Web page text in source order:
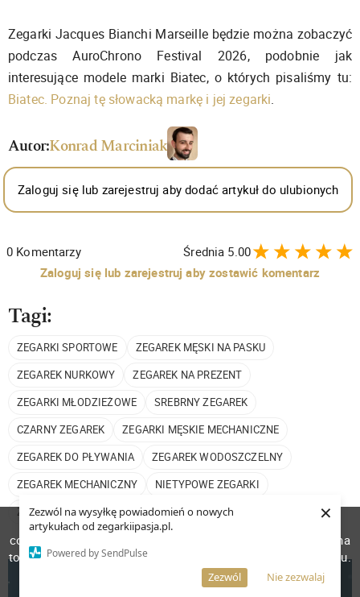
Zezwól na wysyłkę powiadomień o nowych
artykułach od zegarkiipasja.pl.
Powered by SendPulse
Nie zezwalaj
Zezwól
×
Zegarki Jacques Bianchi Marseille będzie można zobaczyć
podczas AuroChrono Festival 2026, podobnie jak
interesujące modele marki Biatec, o których pisaliśmy tu:
Biatec. Poznaj tę słowacką markę i jej zegarki.
Autor:Konrad Marciniak
Zaloguj się lub zarejestruj aby dodać artykuł do ulubionych
0 Komentarzy Średnia 5.00
Zaloguj się lub zarejestruj aby zostawić komentarz
Tagi:
ZEGARKI SPORTOWE
ZEGAREK MĘSKI NA PASKU
ZEGAREK NURKOWY
ZEGAREK NA PREZENT
ZEGARKI MŁODZIEŻOWE
SREBRNY ZEGAREK
CZARNY ZEGAREK
ZEGARKI MĘSKIE MECHANICZNE
ZEGAREK DO PŁYWANIA
ZEGAREK WODOSZCZELNY
ZEGAREK MECHANICZNY
NIETYPOWE ZEGARKI
ZEGARKI AUTOMATYCZNE
W celu poprawienia jakości usług korzystamy z plików
cookies. Pozostanie na stronie oznacza, iż wyrażasz zgodę na
to, że pliki cookies będą przechowywane w Twoim urządzeniu.
Więcej informacji